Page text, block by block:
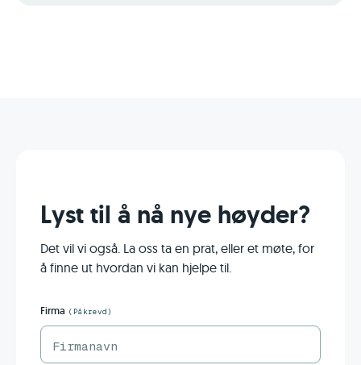
Lyst til å nå nye høyder?
Det vil vi også. La oss ta en prat, eller et møte, for
å finne ut hvordan vi kan hjelpe til.
Firma (Påkrevd)